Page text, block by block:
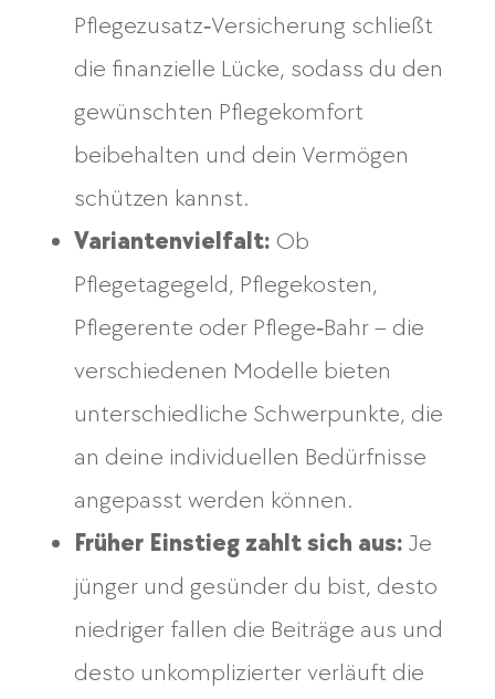
Pflegezusatz‑Versicherung schließt
die finanzielle Lücke, sodass du den
gewünschten Pflegekomfort
beibehalten und dein Vermögen
schützen kannst.
Variantenvielfalt: Ob
Pflegetagegeld, Pflegekosten,
Pflegerente oder Pflege‑Bahr – die
verschiedenen Modelle bieten
unterschiedliche Schwerpunkte, die
an deine individuellen Bedürfnisse
angepasst werden können.
Früher Einstieg zahlt sich aus: Je
jünger und gesünder du bist, desto
niedriger fallen die Beiträge aus und
desto unkomplizierter verläuft die